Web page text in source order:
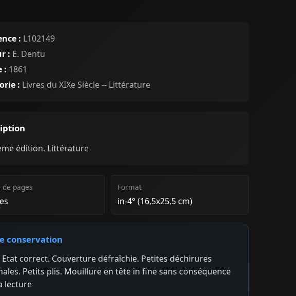
: L102149
: E. Dentu
: 1861
: Livres du XIXe Siècle -- Littérature
édition. Littérature
pages Format
in-4° (16,5x25,5 cm)
conservation
Etat correct. Couverture défraîchie. Petites déchirures
Petits plis. Mouillure en tête in fine sans conséquence
lecture